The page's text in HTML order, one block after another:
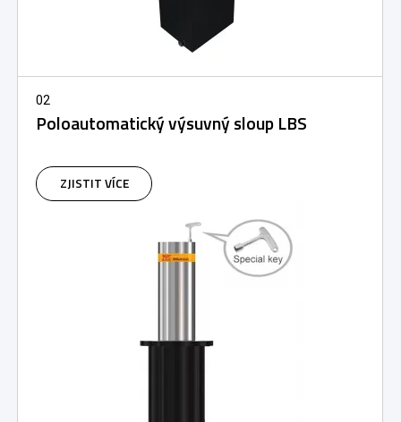
02
Poloautomatický výsuvný sloup LBS
ZJISTIT VÍCE